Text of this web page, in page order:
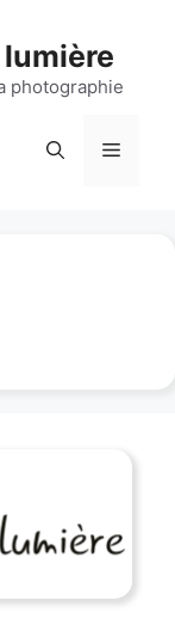
photographie
Menu